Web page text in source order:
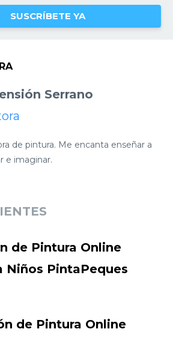
SUSCRÍBETE YA
Serrano
de pintura. Me encanta enseñar a
e imaginar.
de Pintura Online
Niños PintaPeques
de Pintura Online